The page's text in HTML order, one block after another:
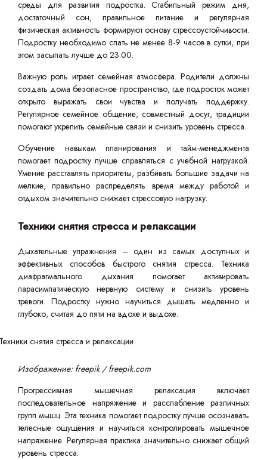
среды для развития подростка. Стабильный режим дня,
достаточный сон, правильное питание и регулярная
физическая активность формируют основу стрессоустойчивости.
Подростку необходимо спать не менее 8-9 часов в сутки, при
этом засыпать лучше до 23:00.
Важную роль играет семейная атмосфера. Родители должны
создать дома безопасное пространство, где подросток может
открыто выражать свои чувства и получать поддержку.
Регулярное семейное общение, совместный досуг, традиции
помогают укрепить семейные связи и снизить уровень стресса.
Обучение навыкам планирования и тайм-менеджмента
помогает подростку лучше справляться с учебной нагрузкой.
Умение расставлять приоритеты, разбивать большие задачи на
мелкие, правильно распределять время между работой и
отдыхом значительно снижает стрессовую нагрузку.
Техники снятия стресса и релаксации
Дыхательные упражнения – один из самых доступных и
эффективных способов быстрого снятия стресса. Техника
диафрагмального дыхания помогает активировать
парасимпатическую нервную систему и снизить уровень
тревоги. Подростку нужно научиться дышать медленно и
глубоко, считая до пяти на вдохе и выдохе.
Изображение: freepik / freepik.com
Прогрессивная мышечная релаксация включает
последовательное напряжение и расслабление различных
групп мышц. Эта техника помогает подростку лучше осознавать
телесные ощущения и научиться контролировать мышечное
напряжение. Регулярная практика значительно снижает общий
уровень стресса.